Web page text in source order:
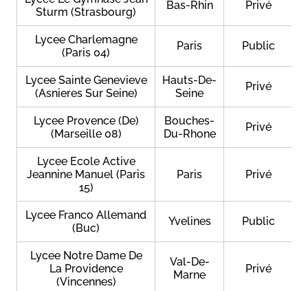
Sturm (Strasbourg)
Bas-Rhin Privé
Lycee Charlemagne
(Paris 04)
Paris Public
Lycee Sainte Genevieve
(Asnieres Sur Seine)
Hauts-De-
Seine
Privé
Lycee Provence (De)
(Marseille 08)
Bouches-
Du-Rhone
Privé
Lycee Ecole Active
Jeannine Manuel (Paris
15)
Paris Privé
Lycee Franco Allemand
(Buc)
Yvelines Public
Lycee Notre Dame De
La Providence
(Vincennes)
Val-De-
Marne
Privé